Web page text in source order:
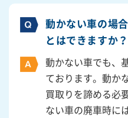
動かない車の場
とはできますか？
動かない車でも、
ております。動か
買取りを諦める必
ない車の廃車時に